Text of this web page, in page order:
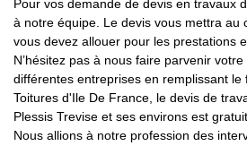
Pour vos demande de devis en travaux
à notre équipe. Le devis vous mettra au
vous devez allouer pour les prestations
N’hésitez pas à nous faire parvenir
différentes entreprises en remplissant
Toitures d'Ile De France, le devis de
Plessis Trevise et ses environs est
Nous allions à notre profession des